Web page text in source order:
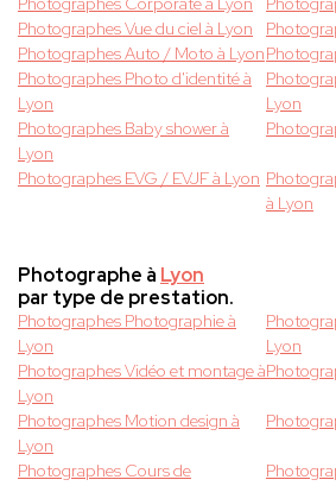
Photographes Vue du ciel à Lyon
Photographes Auto / Moto à Lyon
Photographes Photo d'identité à
Lyon
Lyon
Photographes Baby shower à
Lyon
Photographes EVG / EVJF à Lyon
à Lyon
Photographe à Lyon
par type de prestation.
Photographes Photographie à
Lyon
Lyon
Photographes Vidéo et montage à
Lyon
Photographes Motion design à
Lyon
Photographes Cours de